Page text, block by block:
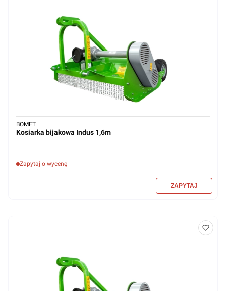
Kosiarka bijakowa Indus 1,6m
Zapytaj o wycenę
BOMET